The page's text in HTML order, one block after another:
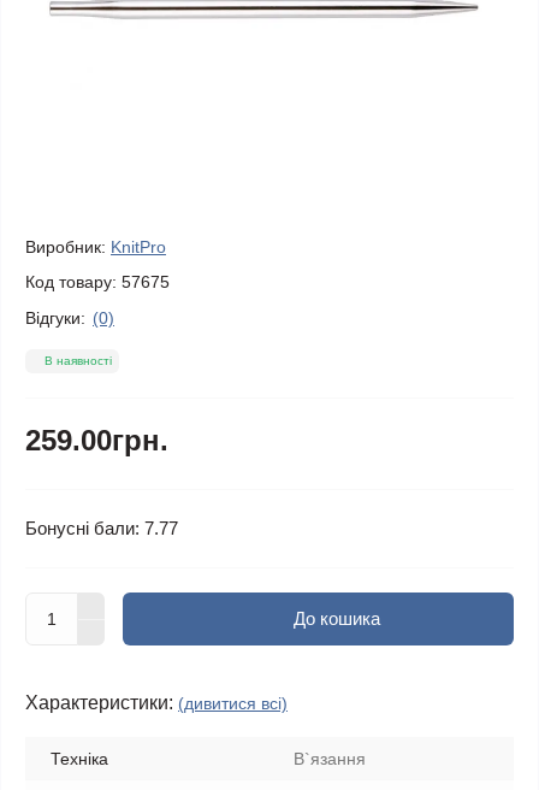
Виробник: KnitPro
Код товару: 57675
Відгуки: (0)
В наявності
259.00грн.
Бонусні бали: 7.77
До кошика
Характеристики: (дивитися всі)
Техніка В`язання